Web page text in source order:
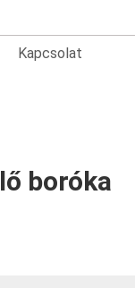
Kapcsolat
boróka